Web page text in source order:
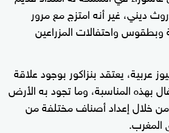
ديني، غير أنه امتزج مع مرور
وبطقوس واحتفالات المزراعين
يعتقد بنزاكور بوجود علاقة
بهذه المناسبة، وما تجود به الأرض
خلال إعداد أصناف مختلفة من
المغرب.